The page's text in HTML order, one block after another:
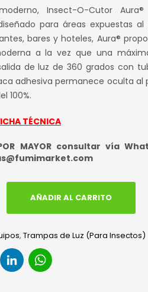
original
era:
S/ 1,400.00.
es:
S/
Insect-O-Cutor
para áreas expuestas
bares y hoteles, Aura®
a la vez que una
de luz de 360 grados con
adhesiva permanece oculta al
100%.
TÉCNICA
POR MAYOR consultar vía
AÑADIR AL CARRITO
, Trampas de Luz (Para Insectos)
TwitterLinkedIn